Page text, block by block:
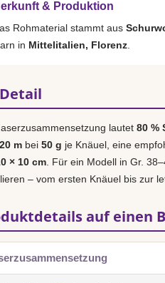
& Produktion
Rohmaterial stammt aus
in Mittelitalien, Florenz
lautet 80 %
m bei 50 g je Knäuel, eine
× 10 cm . Für ein Modell in Gr.
– vom ersten Knäuel bis zur
auf einen